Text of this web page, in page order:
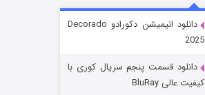
قسمت ۶ (زیرنویس)
دانلود انیمیشن دکورادو Decorado
2025
دانلود قسمت پنجم سریال کوری با
کیفیت عالی BluRay